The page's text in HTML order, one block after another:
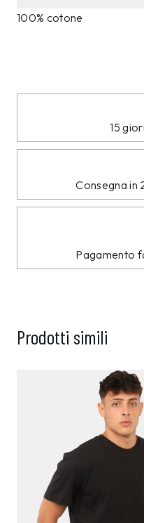
100% cotone
15
Consegna in
Pagamento
Prodotti simili